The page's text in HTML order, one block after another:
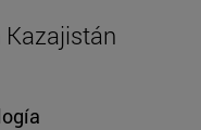
Kazajistán